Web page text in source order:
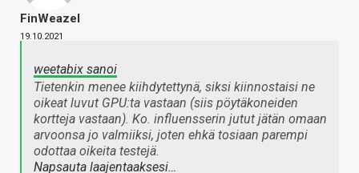
FinWeazel
19.10.2021
weetabix sanoi
Tietenkin menee kiihdytettynä, siksi kiinnostaisi ne
oikeat luvut GPU:ta vastaan (siis pöytäkoneiden
kortteja vastaan). Ko. influensserin jutut jätän omaan
arvoonsa jo valmiiksi, joten ehkä tosiaan parempi
odottaa oikeita testejä.
Napsauta laajentaaksesi…